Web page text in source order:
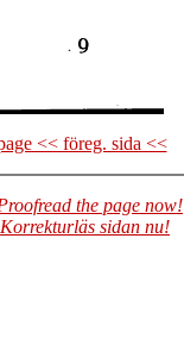
<< föreg. sida <<
the page now!
Korrekturläs sidan nu!